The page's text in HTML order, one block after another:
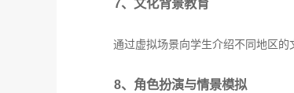
7、文化背景教育
通过虚拟场景向学生介绍不同地区的
8、角色扮演与情景模拟